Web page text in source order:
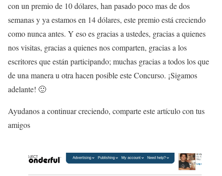
con un premio de 10 dólares, han pasado poco mas de dos
semanas y ya estamos en 14 dólares, este premio está creciendo
como nunca antes. Y eso es gracias a ustedes, gracias a quienes
nos visitas, gracias a quienes nos comparten, gracias a los
escritores que están participando; muchas gracias a todos los que
de una manera u otra hacen posible este Concurso. ¡Sigamos
adelante! 🙂
Ayudanos a continuar creciendo, comparte este artículo con tus
amigos